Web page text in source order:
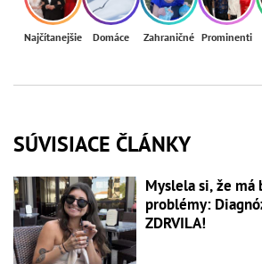
Najčítanejšie Domáce Zahraničné Prominenti
SÚVISIACE ČLÁNKY
Myslela si, že má
problémy:
ZDRVILA!